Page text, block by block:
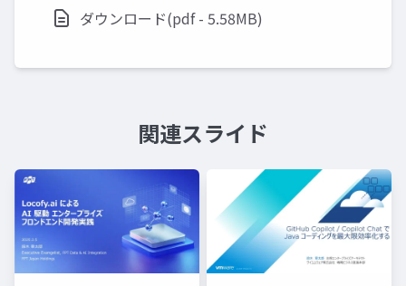
ダウンロード(pdf - 5.58MB)
関連スライド